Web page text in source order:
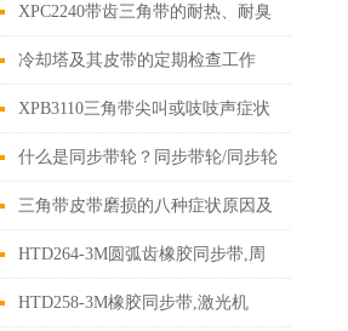
XPC2240带齿三角带的耐热、耐臭
氧特性解析
冷却塔及其皮带的定期检查工作
XPB3110三角带尖叫或吱吱声症状
分析
什么是同步带轮？同步带轮/同步轮
传动特点
三角带皮带磨损的八种症状原因及
解决措施
HTD264-3M圆弧齿橡胶同步带,周
长264mm
HTD258-3M橡胶同步带,激光机